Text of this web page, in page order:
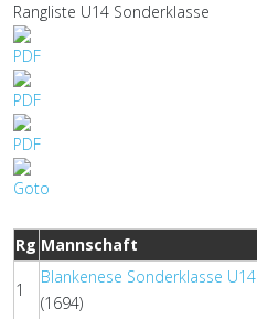
Rangliste U14 Sonderklasse
Rg Mannschaft
1
Blankenese Sonderklasse U14
(1694)